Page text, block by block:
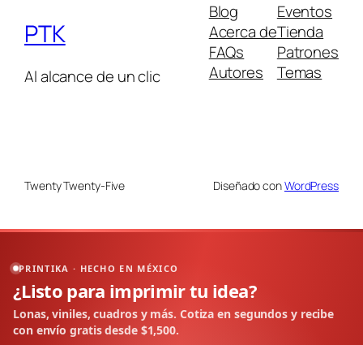
PTK
Al alcance de un clic
Blog
Acerca de
FAQs
Autores
Eventos
Tienda
Patrones
Temas
Twenty Twenty-Five Diseñado conWordPress
PRINTIKA · HECHO EN MÉXICO
¿Listo para imprimir tu idea?
Lonas, viniles, cuadros y más. Cotiza en segundos y recibe
con envío gratis desde $1,500.